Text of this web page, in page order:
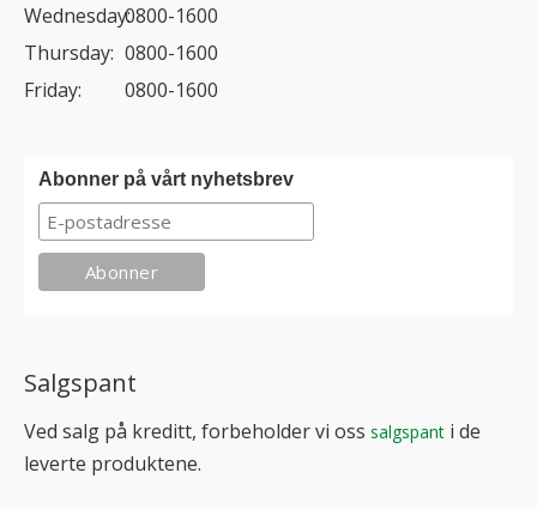
Wednesday:0800-1600
Thursday: 0800-1600
Friday:
0800-1600
Abonner på vårt nyhetsbrev
Salgspant
Ved salg på kreditt, forbeholder vi oss salgspant i de
leverte produktene.